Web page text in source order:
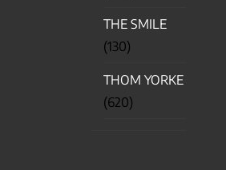
THE SMILE
(130)
THOM YORKE
(620)